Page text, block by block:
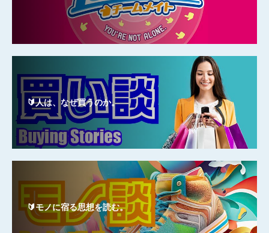
🔰人は、なぜ買うのか。
🔰モノに宿る思想を読む。